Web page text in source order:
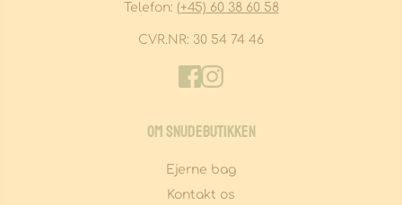
Telefon: (+45) 60 38 60 58
CVR.NR: 30 54 74 46
Om Snudebutikken
Ejerne bag
Kontakt os